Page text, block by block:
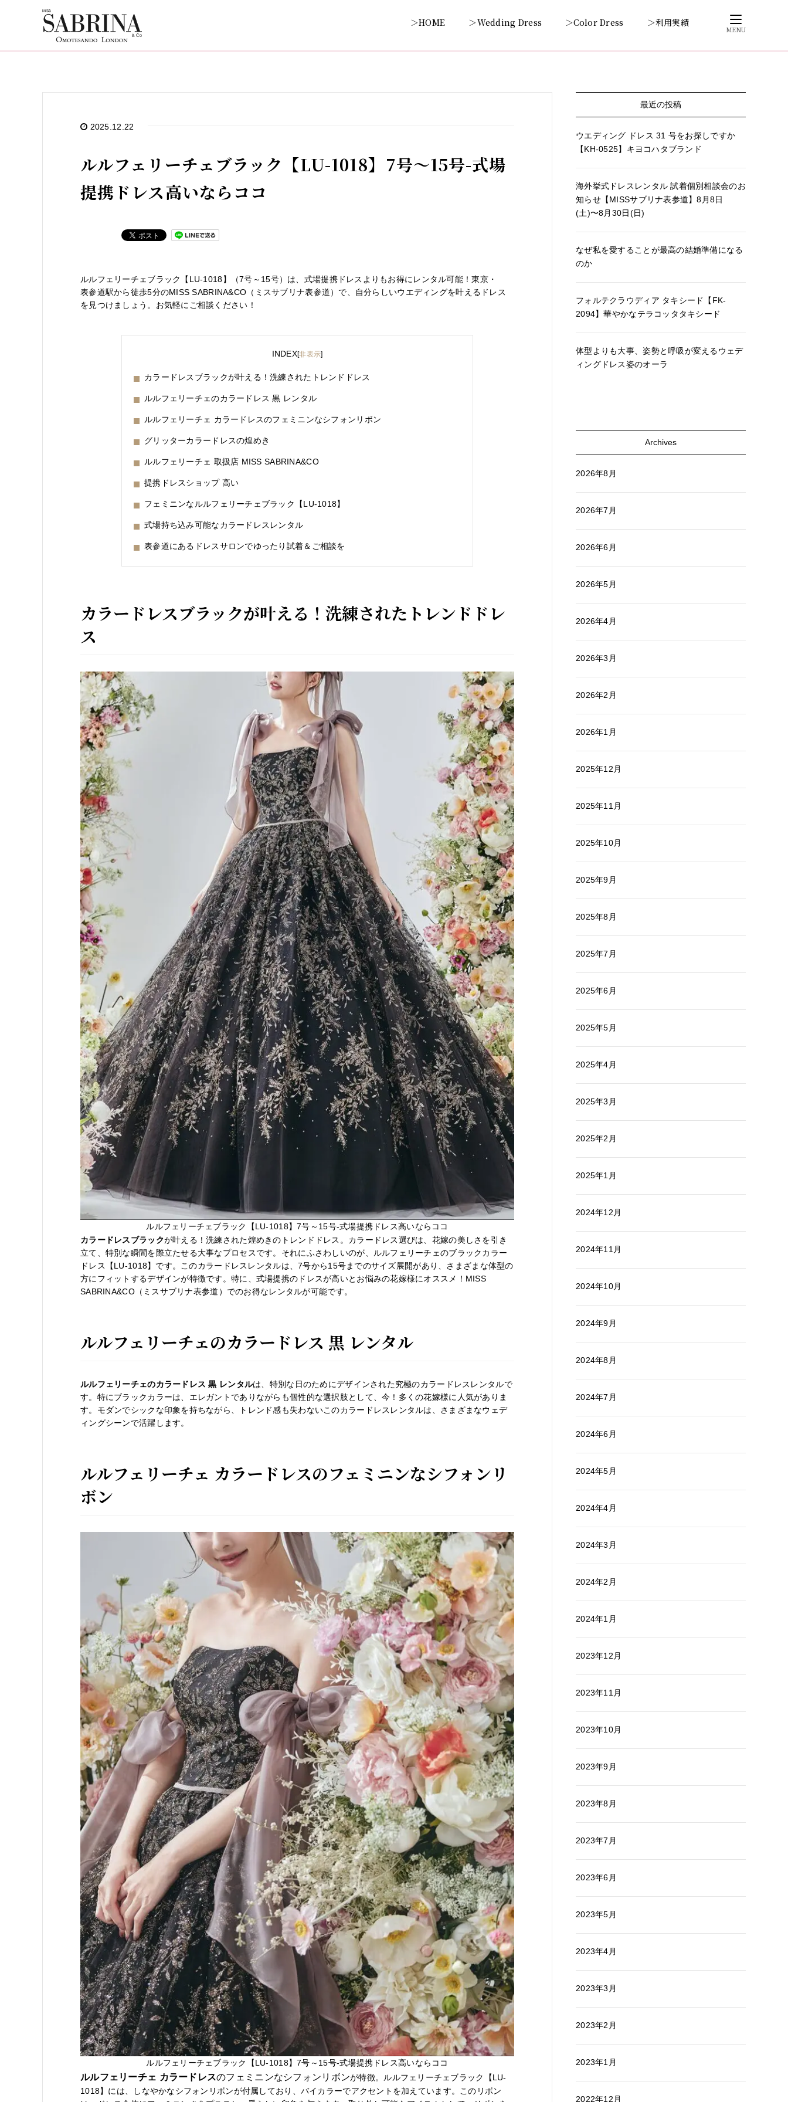
＞HOME ＞Wedding Dress ＞Color Dress ＞利用実績
MENU
2025.12.22
ルルフェリーチェブラック【LU-1018】7号～15号-式場
提携ドレス高いならココ
ルルフェリーチェブラック【LU-1018】（7号～15号）は、式場提携ドレスよりもお得にレンタル可能！東京・
表参道駅から徒歩5分のMISS SABRINA&CO（ミスサブリナ表参道）で、自分らしいウエディングを叶えるドレス
を見つけましょう。お気軽にご相談ください！
INDEX[非表示]
カラードレスブラックが叶える！洗練されたトレンドドレス
ルルフェリーチェのカラードレス 黒 レンタル
ルルフェリーチェ カラードレスのフェミニンなシフォンリボン
グリッターカラードレスの煌めき
ルルフェリーチェ 取扱店 MISS SABRINA&CO
提携ドレスショップ 高い
フェミニンなルルフェリーチェブラック【LU-1018】
式場持ち込み可能なカラードレスレンタル
表参道にあるドレスサロンでゆったり試着＆ご相談を
カラードレスブラックが叶える！洗練されたトレンドドレ
ス
ルルフェリーチェブラック【LU-1018】7号～15号-式場提携ドレス高いならココ
カラードレスブラックが叶える！洗練された煌めきのトレンドドレス。カラードレス選びは、花嫁の美しさを引き
立て、特別な瞬間を際立たせる大事なプロセスです。それにふさわしいのが、ルルフェリーチェのブラックカラー
ドレス【LU-1018】です。このカラードレスレンタルは、7号から15号までのサイズ展開があり、さまざまな体型の
方にフィットするデザインが特徴です。特に、式場提携のドレスが高いとお悩みの花嫁様にオススメ！MISS
SABRINA&CO（ミスサブリナ表参道）でのお得なレンタルが可能です。
ルルフェリーチェのカラードレス 黒 レンタル
ルルフェリーチェのカラードレス 黒 レンタルは、特別な日のためにデザインされた究極のカラードレスレンタルで
す。特にブラックカラーは、エレガントでありながらも個性的な選択肢として、今！多くの花嫁様に人気がありま
す。モダンでシックな印象を持ちながら、トレンド感も失わないこのカラードレスレンタルは、さまざまなウェデ
ィングシーンで活躍します。
ルルフェリーチェ カラードレスのフェミニンなシフォンリ
ボン
ルルフェリーチェブラック【LU-1018】7号～15号-式場提携ドレス高いならココ
ルルフェリーチェ カラードレスのフェミニンなシフォンリボンが特徴。ルルフェリーチェブラック【LU-
1018】には、しなやかなシフォンリボンが付属しており、バイカラーでアクセントを加えています。このリボン
最近の投稿
ウエディング ドレス 31 号をお探しですか
【KH-0525】キヨコハタブランド
海外挙式ドレスレンタル 試着個別相談会のお
知らせ【MISSサブリナ表参道】8月8日
(土)〜8月30日(日)
なぜ私を愛することが最高の結婚準備になる
のか
フォルテクラウディア タキシード【FK-
2094】華やかなテラコッタタキシード
体型よりも大事、姿勢と呼吸が変えるウェデ
ィングドレス姿のオーラ
Archives
2026年8月
2026年7月
2026年6月
2026年5月
2026年4月
2026年3月
2026年2月
2026年1月
2025年12月
2025年11月
2025年10月
2025年9月
2025年8月
2025年7月
2025年6月
2025年5月
2025年4月
2025年3月
2025年2月
2025年1月
2024年12月
2024年11月
2024年10月
2024年9月
2024年8月
2024年7月
2024年6月
2024年5月
2024年4月
2024年3月
2024年2月
2024年1月
2023年12月
2023年11月
2023年10月
2023年9月
2023年8月
2023年7月
2023年6月
2023年5月
2023年4月
2023年3月
2023年2月
2023年1月
2022年12月